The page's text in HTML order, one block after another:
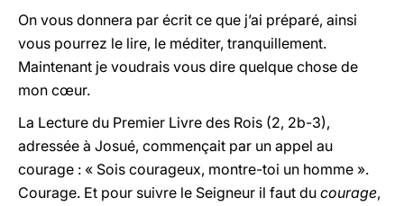
On vous donnera par écrit ce que j’ai préparé, ainsi
vous pourrez le lire, le méditer, tranquillement.
Maintenant je voudrais vous dire quelque chose de
mon cœur.
La Lecture du Premier Livre des Rois (2, 2b-3),
adressée à Josué, commençait par un appel au
courage : « Sois courageux, montre-toi un homme ».
Courage. Et pour suivre le Seigneur il faut du courage,